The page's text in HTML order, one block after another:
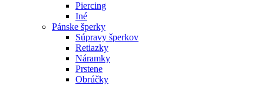
Piercing
Iné
Pánske šperky
Súpravy šperkov
Retiazky
Náramky
Prstene
Obrúčky